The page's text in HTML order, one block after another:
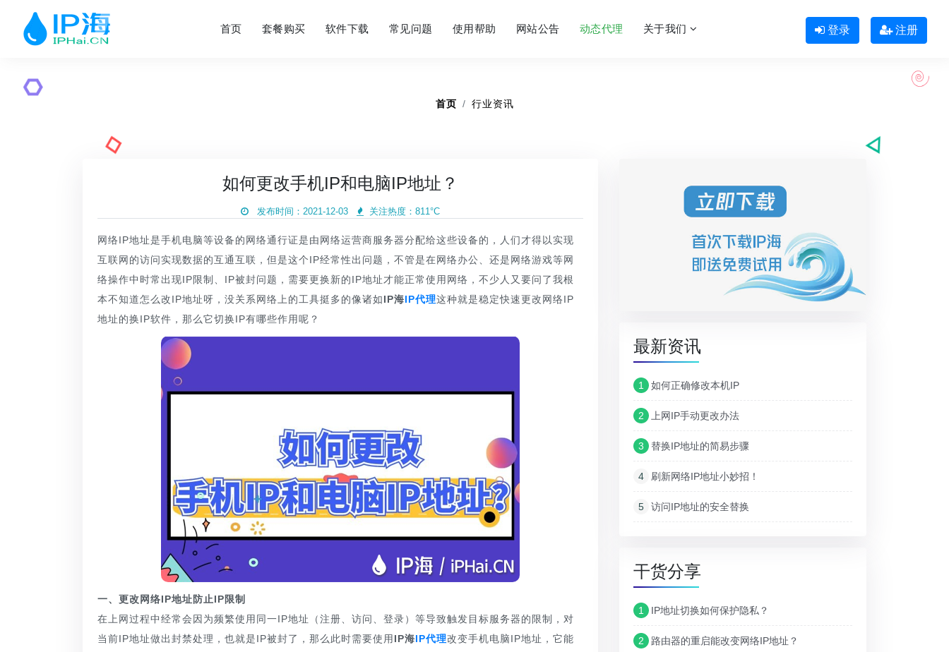
首页 套餐购买 软件下载 常见问题 使用帮助 网站公告 动态代理 关于我们 登录 注册
首页 行业资讯
如何更改手机IP和电脑IP地址？
发布时间：2021-12-03 关注热度： 811°C
网络IP地址是手机电脑等设备的网络通行证是由网络运营商服务器分配给这些设备的，人们才得以实现
互联网的访问实现数据的互通互联，但是这个IP经常性出问题，不管是在网络办公、还是网络游戏等网
络操作中时常出现IP限制、IP被封问题，需要更换新的IP地址才能正常使用网络，不少人又要问了我根
本不知道怎么改IP地址呀，没关系网络上的工具挺多的像诸如IP海IP代理这种就是稳定快速更改网络IP
地址的换IP软件，那么它切换IP有哪些作用呢？
一、更改网络IP地址防止IP限制
在上网过程中经常会因为频繁使用同一IP地址（注册、访问、登录）等导致触发目标服务器的限制，对
当前IP地址做出封禁处理，也就是IP被封了，那么此时需要使用 IP海IP代理改变手机电脑IP地址，它能
最新资讯
1 如何正确修改本机IP
2 上网IP手动更改办法
3 替换IP地址的简易步骤
4 刷新网络IP地址小妙招！
5 访问IP地址的安全替换
干货分享
1 IP地址切换如何保护隐私？
2 路由器的重启能改变网络IP地址？